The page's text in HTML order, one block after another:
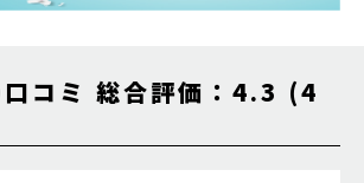
コミ 総合評価：4.3 (4